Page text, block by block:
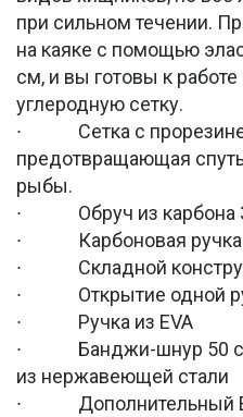
при сильном течении.
на каяке с помощью
см, и вы готовы к
углеродную сетку.
∙ Сетка с
предотвращающая
рыбы.
∙ Обруч из карбона
∙ Карбоновая ручка
∙ Складной
∙ Открытие одной
∙ Ручка из EVA
∙ Банджи-шнур 50 см
из нержавеющей стали
∙ Дополнительный